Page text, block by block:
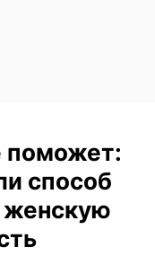
поможет:
способ
женскую